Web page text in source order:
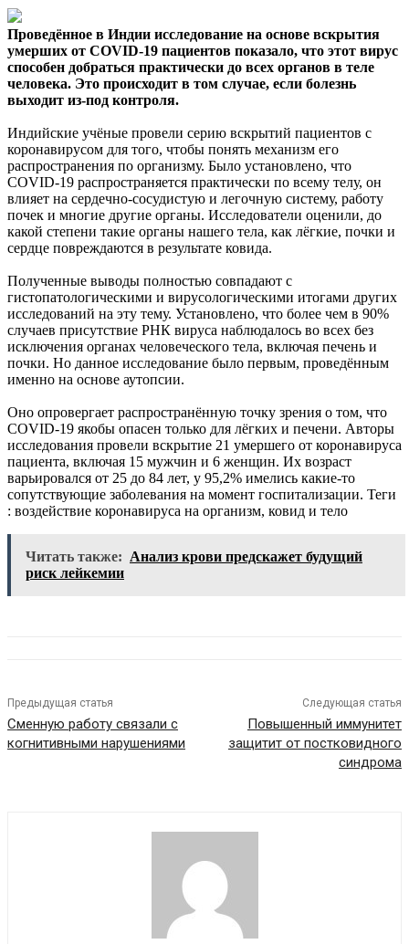
Проведённое в Индии исследование на основе вскрытия
умерших от COVID-19 пациентов показало, что этот вирус
способен добраться практически до всех органов в теле
человека. Это происходит в том случае, если болезнь
выходит из-под контроля.
Индийские учёные провели серию вскрытий пациентов с
коронавирусом для того, чтобы понять механизм его
распространения по организму. Было установлено, что
COVID-19 распространяется практически по всему телу, он
влияет на сердечно-сосудистую и легочную систему, работу
почек и многие другие органы. Исследователи оценили, до
какой степени такие органы нашего тела, как лёгкие, почки и
сердце повреждаются в результате ковида.
Полученные выводы полностью совпадают с
гистопатологическими и вирусологическими итогами других
исследований на эту тему. Установлено, что более чем в 90%
случаев присутствие РНК вируса наблюдалось во всех без
исключения органах человеческого тела, включая печень и
почки. Но данное исследование было первым, проведённым
именно на основе аутопсии.
Оно опровергает распространённую точку зрения о том, что
COVID-19 якобы опасен только для лёгких и печени. Авторы
исследования провели вскрытие 21 умершего от коронавируса
пациента, включая 15 мужчин и 6 женщин. Их возраст
варьировался от 25 до 84 лет, у 95,2% имелись какие-то
сопутствующие заболевания на момент госпитализации. Теги
: воздействие коронавируса на организм, ковид и тело
Читать также: Анализ крови предскажет будущий
риск лейкемии
Предыдущая статья
Сменную работу связали с
когнитивными нарушениями
Следующая статья
Повышенный иммунитет
защитит от постковидного
синдрома